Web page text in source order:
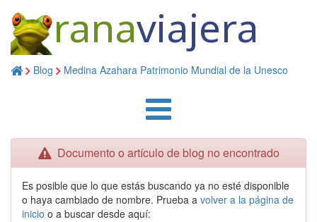
ranaviajera
Blog Medina Azahara Patrimonio Mundial de la Unesco
Documento o artículo de blog no encontrado
Es posible que lo que estás buscando ya no esté disponible
o haya cambiado de nombre. Prueba a volver a la página de
inicio o a buscar desde aquí: